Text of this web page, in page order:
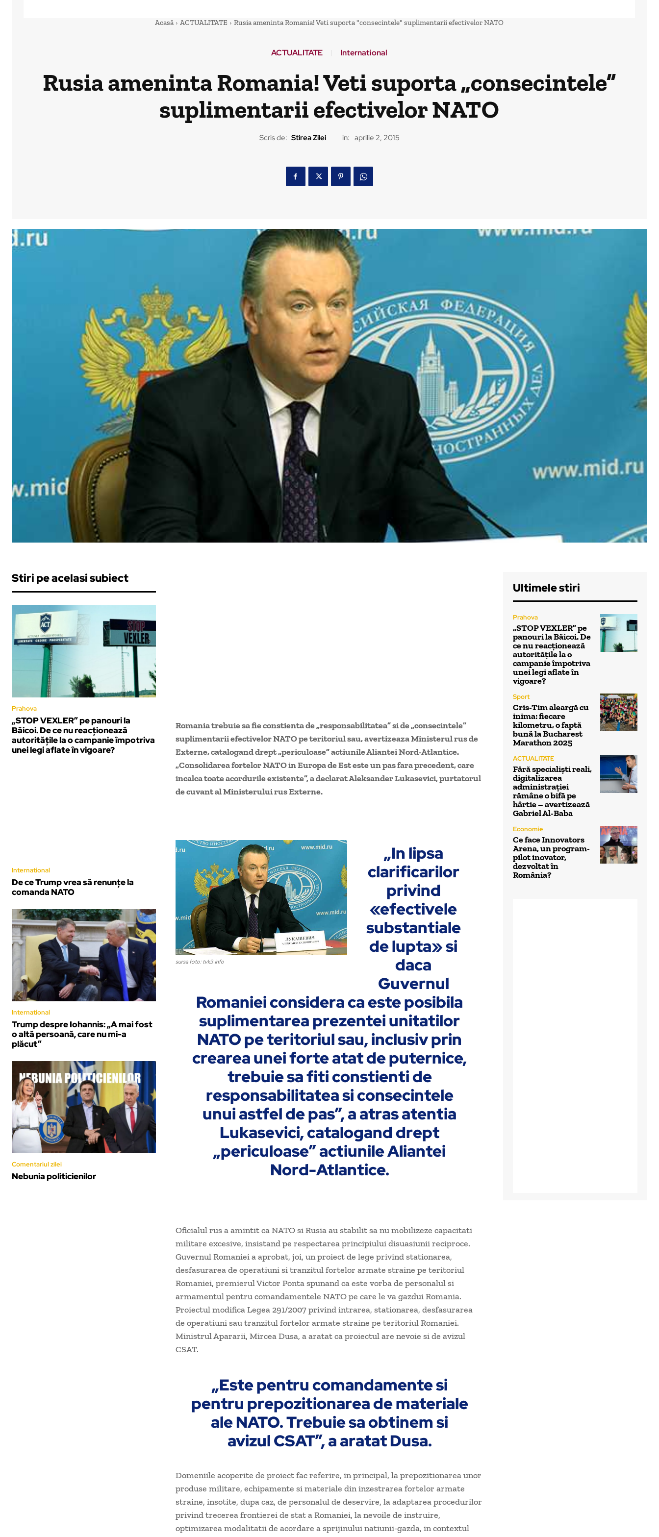
Acasă ACTUALITATE Rusia ameninta Romania! Veti suporta "consecintele" suplimentarii efectivelor NATO
ACTUALITATE International
Rusia ameninta Romania! Veti suporta „consecintele”
suplimentarii efectivelor NATO
Scris de: Stirea Zilei in: aprilie 2, 2015
Stiri pe acelasi subiect
Prahova
„STOP VEXLER” pe panouri la
Băicoi. De ce nu reacționează
autoritățile la o campanie împotriva
unei legi aflate în vigoare?
International
De ce Trump vrea să renunțe la
comanda NATO
International
Trump despre Iohannis: „A mai fost
o altă persoană, care nu mi-a
plăcut”
Comentariul zilei
Nebunia politicienilor
Romania trebuie sa fie constienta de „responsabilitatea” si de „consecintele”
suplimentarii efectivelor NATO pe teritoriul sau, avertizeaza Ministerul rus de
Externe, catalogand drept „periculoase” actiunile Aliantei Nord-Atlantice.
„Consolidarea fortelor NATO in Europa de Est este un pas fara precedent, care
incalca toate acordurile existente”, a declarat Aleksander Lukasevici, purtatorul
de cuvant al Ministerului rus Externe.
sursa foto: tvk3.info
„In lipsa
clarificarilor
privind
«efectivele
substantiale
de lupta» si
daca
Guvernul
Romaniei considera ca este posibila
suplimentarea prezentei unitatilor
NATO pe teritoriul sau, inclusiv prin
crearea unei forte atat de puternice,
trebuie sa fiti constienti de
responsabilitatea si consecintele
unui astfel de pas”, a atras atentia
Lukasevici, catalogand drept
„periculoase” actiunile Aliantei
Nord-Atlantice.
Oficialul rus a amintit ca NATO si Rusia au stabilit sa nu mobilizeze capacitati
militare excesive, insistand pe respectarea principiului disuasiunii reciproce.
Guvernul Romaniei a aprobat, joi, un proiect de lege privind stationarea,
desfasurarea de operatiuni si tranzitul fortelor armate straine pe teritoriul
Romaniei, premierul Victor Ponta spunand ca este vorba de personalul si
armamentul pentru comandamentele NATO pe care le va gazdui Romania.
Proiectul modifica Legea 291/2007 privind intrarea, stationarea, desfasurarea
de operatiuni sau tranzitul fortelor armate straine pe teritoriul Romaniei.
Ministrul Apararii, Mircea Dusa, a aratat ca proiectul are nevoie si de avizul
CSAT.
„Este pentru comandamente si
pentru prepozitionarea de materiale
ale NATO. Trebuie sa obtinem si
avizul CSAT”, a aratat Dusa.
Domeniile acoperite de proiect fac referire, in principal, la prepozitionarea unor
produse militare, echipamente si materiale din inzestrarea fortelor armate
straine, insotite, dupa caz, de personalul de deservire, la adaptarea procedurilor
privind trecerea frontierei de stat a Romaniei, la nevoile de instruire,
optimizarea modalitatii de acordare a sprijinului natiunii-gazda, in contextul
Ultimele stiri
Prahova
„STOP VEXLER” pe
panouri la Băicoi. De
ce nu reacționează
autoritățile la o
campanie împotriva
unei legi aflate în
vigoare?
Sport
Cris-Tim aleargă cu
inima: fiecare
kilometru, o faptă
bună la Bucharest
Marathon 2025
ACTUALITATE
Fără specialiști reali,
digitalizarea
administrației
rămâne o bifă pe
hârtie – avertizează
Gabriel Al-Baba
Economie
Ce face Innovators
Arena, un program-
pilot inovator,
dezvoltat în
România?